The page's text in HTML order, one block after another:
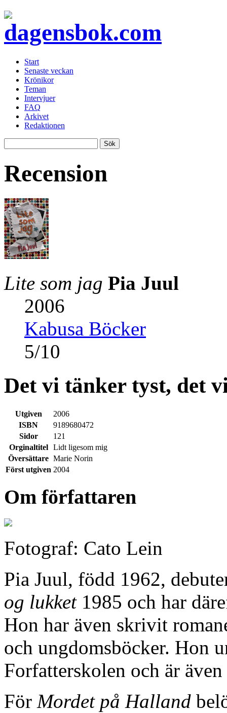
Start
Senaste veckan
Krönikor
Teman
Intervjuer
FAQ
Arkivet
Redaktionen
Recension
Lite som jag Pia Juul
2006
Kabusa Böcker
5/10
Det vi tänker tyst, det
Utgiven
2006
ISBN
9189680472
Sidor
121
Orginaltitel
Lidt ligesom mig
Översättare Marie Norin
Först utgiven 2004
Om författaren
Fotograf: Cato Lein
Pia Juul, född 1962,
og lukket1985 och har
Hon har även skrivit
och ungdomsböcker. Hon
Forfatterskolen och är
För Mordet på Halland